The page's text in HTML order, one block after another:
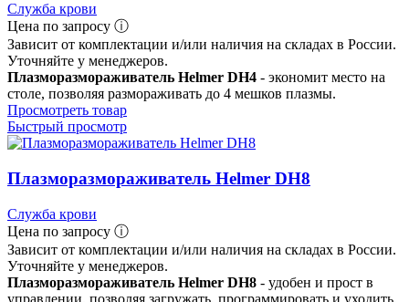
Служба крови
Цена по запросу ⓘ
Зависит от комплектации и/или наличия на складах в России.
Уточняйте у менеджеров.
Плазморазмораживатель Helmer DH4 - экономит место на
столе, позволяя размораживать до 4 мешков плазмы.
Просмотреть товар
Быстрый просмотр
Плазморазмораживатель Helmer DH8
Служба крови
Цена по запросу ⓘ
Зависит от комплектации и/или наличия на складах в России.
Уточняйте у менеджеров.
Плазморазмораживатель Helmer DH8 - удобен и прост в
управлении, позволяя загружать, программировать и уходить.